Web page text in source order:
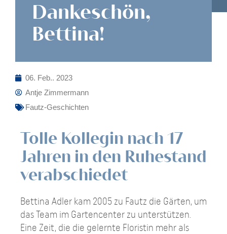
Dankeschön,
Bettina!
06. Feb.. 2023
Antje Zimmermann
Fautz-Geschichten
Tolle Kollegin nach 17
Jahren in den Ruhestand
verabschiedet
Bettina Adler kam 2005 zu Fautz die Gärten, um
das Team im Gartencenter zu unterstützen.
Eine Zeit, die die gelernte Floristin mehr als